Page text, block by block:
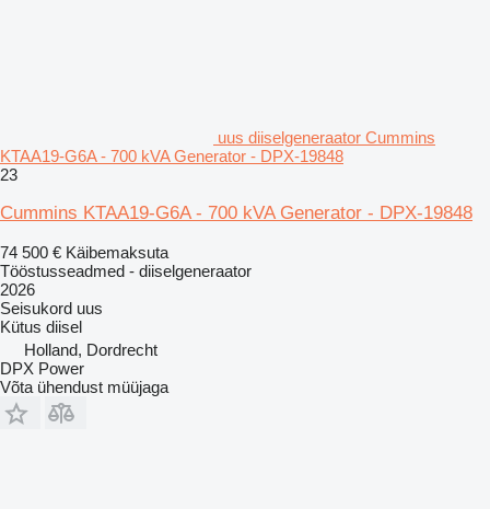
uus diiselgeneraator Cummins
KTAA19-G6A - 700 kVA Generator - DPX-19848
23
Cummins KTAA19-G6A - 700 kVA Generator - DPX-19848
74 500 € Käibemaksuta
Tööstusseadmed - diiselgeneraator
2026
Seisukord uus
Kütus diisel
Holland, Dordrecht
DPX Power
Võta ühendust müüjaga